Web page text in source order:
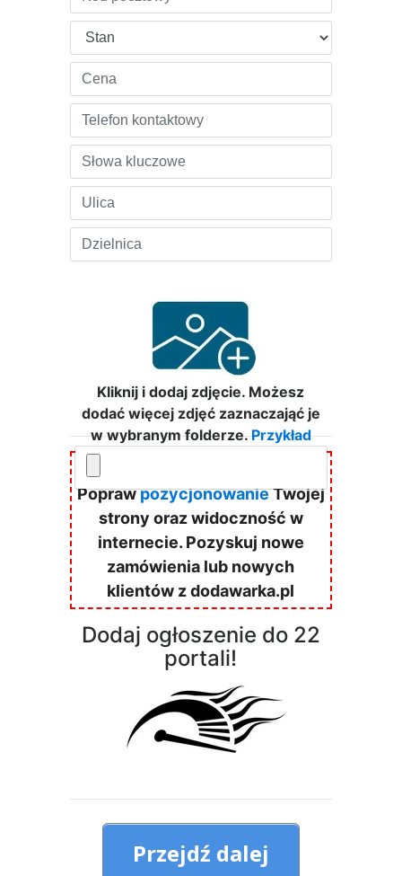
Kliknij i dodaj zdjęcie. Możesz
dodać więcej zdjęć zaznaczająć je
w wybranym folderze.Przykład
PoprawpozycjonowanieTwojej
strony oraz widoczność w
internecie. Pozyskuj nowe
zamówienia lub nowych
klientów z dodawarka.pl
Dodaj ogłoszenie do 22
portali!